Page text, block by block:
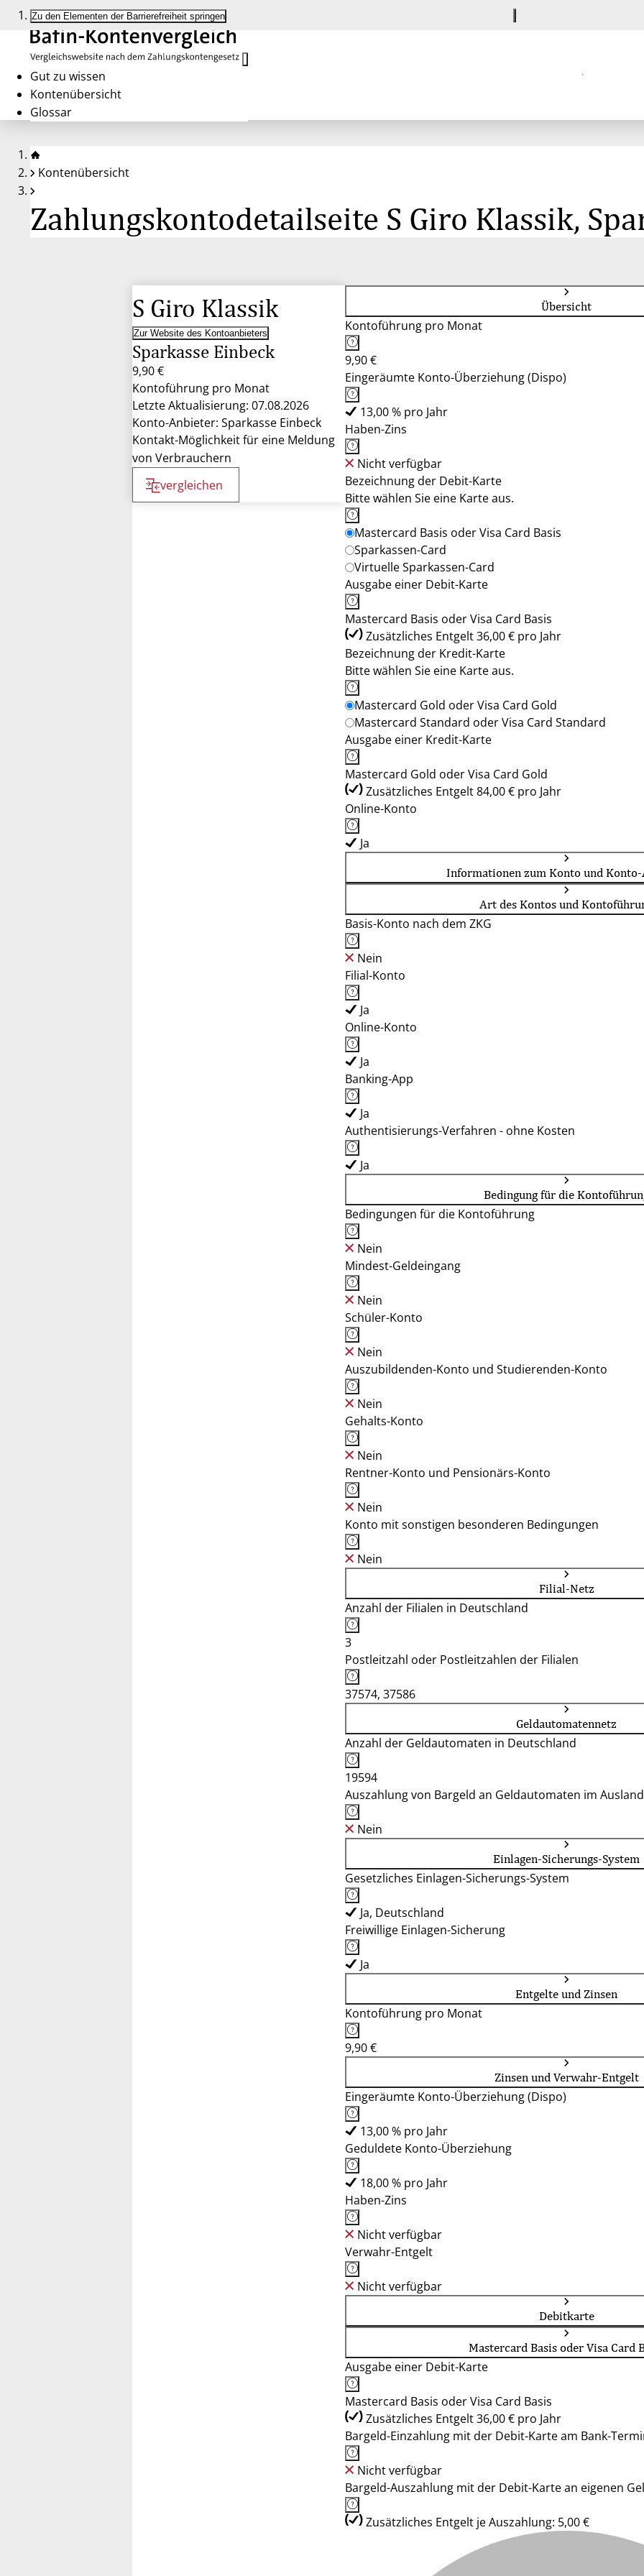
Zu den Elementen der Barrierefreiheit springen
Gut zu wissen
Kontenübersicht
Glossar
Kontenübersicht
Zahlungskontodetailseite S Giro Klassik,
S Giro Klassik
Zur Website des Kontoanbieters
Sparkasse Einbeck
9,90 €
Kontoführung pro Monat
Letzte Aktualisierung: 07.08.2026
Konto-Anbieter: Sparkasse Einbeck
Kontakt-Möglichkeit für eine Meldung
von Verbrauchern
vergleichen
Übersicht
Kontoführung pro Monat
9,90 €
Eingeräumte Konto-Überziehung (Dispo)
13,00 % pro Jahr
Haben-Zins
Nicht verfügbar
Bezeichnung der Debit-Karte
Bitte wählen Sie eine Karte aus.
Mastercard Basis oder Visa Card Basis
Sparkassen-Card
Virtuelle Sparkassen-Card
Ausgabe einer Debit-Karte
Mastercard Basis oder Visa Card Basis
Zusätzliches Entgelt 36,00 € pro Jahr
Bezeichnung der Kredit-Karte
Bitte wählen Sie eine Karte aus.
Mastercard Gold oder Visa Card Gold
Mastercard Standard oder Visa Card Standard
Ausgabe einer Kredit-Karte
Mastercard Gold oder Visa Card Gold
Zusätzliches Entgelt 84,00 € pro Jahr
Online-Konto
Ja
Informationen zum Konto und
Art des Kontos und
Basis-Konto nach dem ZKG
Nein
Filial-Konto
Ja
Online-Konto
Ja
Banking-App
Ja
Authentisierungs-Verfahren - ohne Kosten
Ja
Bedingung für die
Bedingungen für die Kontoführung
Nein
Mindest-Geldeingang
Nein
Schüler-Konto
Nein
Auszubildenden-Konto und Studierenden-Konto
Nein
Gehalts-Konto
Nein
Rentner-Konto und Pensionärs-Konto
Nein
Konto mit sonstigen besonderen Bedingungen
Nein
Filial-Netz
Anzahl der Filialen in Deutschland
3
Postleitzahl oder Postleitzahlen der Filialen
37574, 37586
Geldautomatennetz
Anzahl der Geldautomaten in Deutschland
19594
Auszahlung von Bargeld an Geldautomaten im
Nein
Einlagen-Sicherungs-System
Gesetzliches Einlagen-Sicherungs-System
Ja, Deutschland
Freiwillige Einlagen-Sicherung
Ja
Entgelte und Zinsen
Kontoführung pro Monat
9,90 €
Zinsen und Verwahr-Entgelt
Eingeräumte Konto-Überziehung (Dispo)
13,00 % pro Jahr
Geduldete Konto-Überziehung
18,00 % pro Jahr
Haben-Zins
Nicht verfügbar
Verwahr-Entgelt
Nicht verfügbar
Debitkarte
Mastercard Basis oder Visa Card
Ausgabe einer Debit-Karte
Mastercard Basis oder Visa Card Basis
Zusätzliches Entgelt 36,00 € pro Jahr
Bargeld-Einzahlung mit der Debit-Karte am Bank-
Nicht verfügbar
Bargeld-Auszahlung mit der Debit-Karte an eigenen
Zusätzliches Entgelt je Auszahlung: 5,00 €